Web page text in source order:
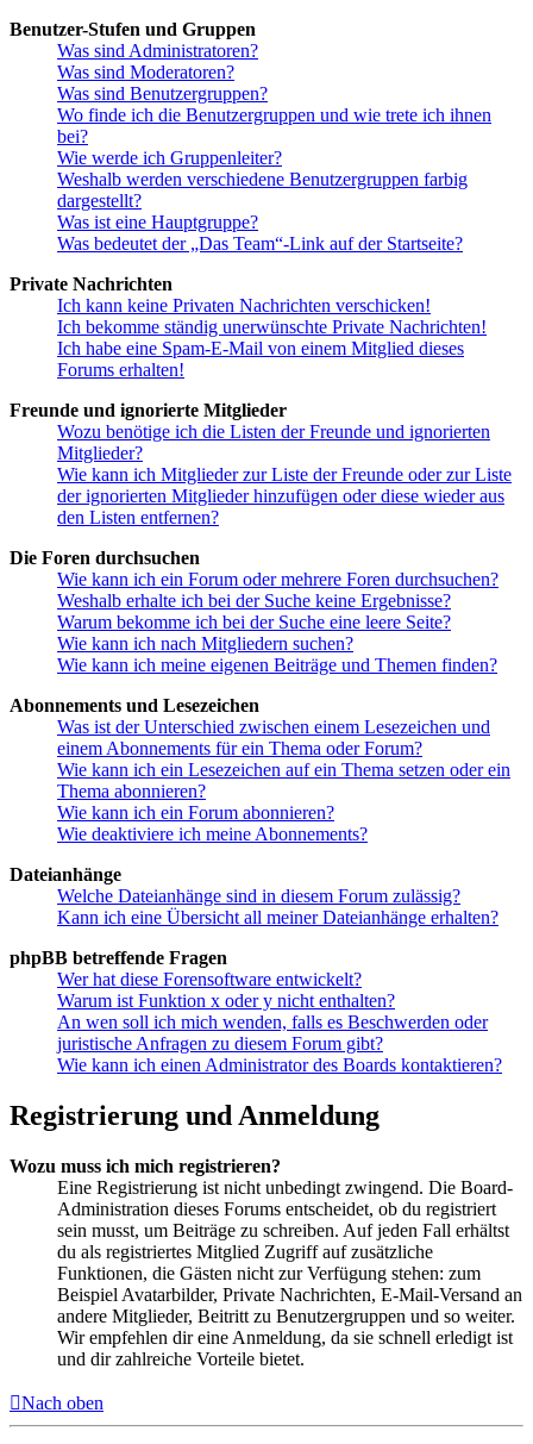
Benutzer-Stufen und Gruppen
Was sind Administratoren?
Was sind Moderatoren?
Was sind Benutzergruppen?
Wo finde ich die Benutzergruppen und wie trete ich ihnen
bei?
Wie werde ich Gruppenleiter?
Weshalb werden verschiedene Benutzergruppen farbig
dargestellt?
Was ist eine Hauptgruppe?
Was bedeutet der „Das Team“-Link auf der Startseite?
Private Nachrichten
Ich kann keine Privaten Nachrichten verschicken!
Ich bekomme ständig unerwünschte Private Nachrichten!
Ich habe eine Spam-E-Mail von einem Mitglied dieses
Forums erhalten!
Freunde und ignorierte Mitglieder
Wozu benötige ich die Listen der Freunde und ignorierten
Mitglieder?
Wie kann ich Mitglieder zur Liste der Freunde oder zur Liste
der ignorierten Mitglieder hinzufügen oder diese wieder aus
den Listen entfernen?
Die Foren durchsuchen
Wie kann ich ein Forum oder mehrere Foren durchsuchen?
Weshalb erhalte ich bei der Suche keine Ergebnisse?
Warum bekomme ich bei der Suche eine leere Seite?
Wie kann ich nach Mitgliedern suchen?
Wie kann ich meine eigenen Beiträge und Themen finden?
Abonnements und Lesezeichen
Was ist der Unterschied zwischen einem Lesezeichen und
einem Abonnements für ein Thema oder Forum?
Wie kann ich ein Lesezeichen auf ein Thema setzen oder ein
Thema abonnieren?
Wie kann ich ein Forum abonnieren?
Wie deaktiviere ich meine Abonnements?
Dateianhänge
Welche Dateianhänge sind in diesem Forum zulässig?
Kann ich eine Übersicht all meiner Dateianhänge erhalten?
phpBB betreffende Fragen
Wer hat diese Forensoftware entwickelt?
Warum ist Funktion x oder y nicht enthalten?
An wen soll ich mich wenden, falls es Beschwerden oder
juristische Anfragen zu diesem Forum gibt?
Wie kann ich einen Administrator des Boards kontaktieren?
Registrierung und Anmeldung
Wozu muss ich mich registrieren?
Eine Registrierung ist nicht unbedingt zwingend. Die Board-
Administration dieses Forums entscheidet, ob du registriert
sein musst, um Beiträge zu schreiben. Auf jeden Fall erhältst
du als registriertes Mitglied Zugriff auf zusätzliche
Funktionen, die Gästen nicht zur Verfügung stehen: zum
Beispiel Avatarbilder, Private Nachrichten, E-Mail-Versand an
andere Mitglieder, Beitritt zu Benutzergruppen und so weiter.
Wir empfehlen dir eine Anmeldung, da sie schnell erledigt ist
und dir zahlreiche Vorteile bietet.
Nach oben